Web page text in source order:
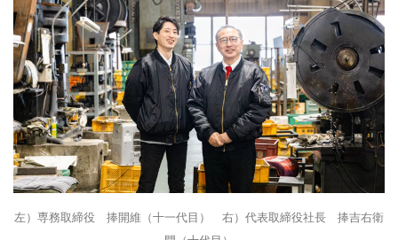
左）専務取締役 捧開維（十一代目） 右）代表取締役社長 捧吉右衛